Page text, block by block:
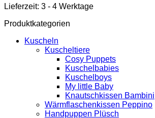
Lieferzeit: 3 - 4 Werktage
Produktkategorien
Kuscheln
Kuscheltiere
Cosy Puppets
Kuschelbabies
Kuschelboys
My little Baby
Knautschkissen Bambini
Wärmflaschenkissen Peppino
Handpuppen Plüsch